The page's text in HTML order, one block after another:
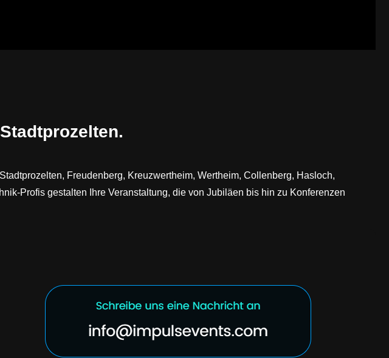
Freudenberg, Kreuzwertheim, Wertheim, Collenberg, Hasloch,
Profis gestalten Ihre Veranstaltung, die von Jubiläen bis hin zu Konferenzen